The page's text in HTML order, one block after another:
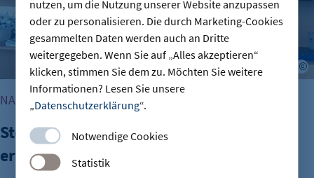
nutzen, um die Nutzung unserer Website anzupassen
oder zu personalisieren. Die durch Marketing-Cookies
gesammelten Daten werden auch an Dritte
weitergegeben. Wenn Sie auf „Alles akzeptieren“
klicken, stimmen Sie dem zu. Möchten Sie weitere
Informationen? Lesen Sie unsere
„Datenschutzerklärung“.
Notwendige Cookies
Statistik
NACHGEFRAGT: DAS KURZINTERVIEW
Stefan Kapferer: „Berlin braucht
erneuerbare Energie“